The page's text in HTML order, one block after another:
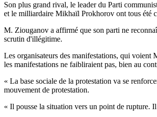
Son plus grand rival, le leader du Parti
et le milliardaire Mikhaïl Prokhorov ont tous été
M. Ziouganov a affirmé que son parti ne
scrutin d'illégitime.
Les organisateurs des manifestations, qui voient
les manifestations ne faibliraient pas, bien au
« La base sociale de la protestation va se
mouvement de protestation.
« Il pousse la situation vers un point de rupture.